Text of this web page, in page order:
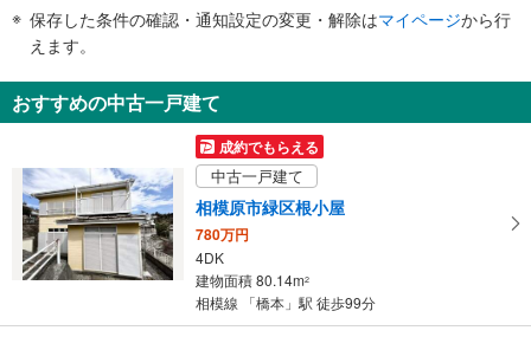
【ＪＲ】
・各ホーム⇔改札
【京王電鉄】
・ホーム⇔改札
【ＪＲ】【京王電鉄】
・改札⇔北口
トイレ
【ＪＲ】
《多機能トイレ》
・改札内
【京王電鉄】
知
を
け
取
る
・
条
保存した条件の確認・通知設定の変更・解除はマイページから行
えます。
おすすめの中古一戸建て
成約でもらえる
中古一戸建て
相模原市緑区根小屋
780万円
4DK
建物面積 80.14m2
相模線 「橋本」駅 徒歩99分